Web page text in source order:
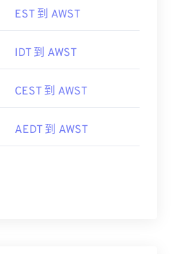
EST 到 AWST
IDT 到 AWST
CEST 到 AWST
AEDT 到 AWST